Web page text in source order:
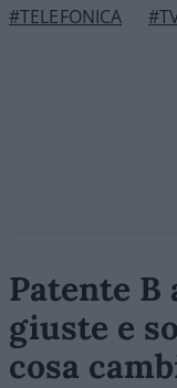
#TELEFONICA
Patente B
giuste e
cosa